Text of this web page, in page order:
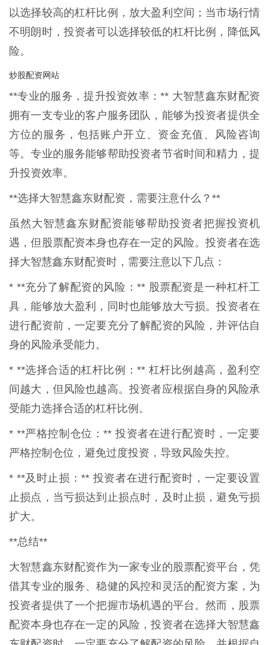
以选择较高的杠杆比例，放大盈利空间；当市场行情
不明朗时，投资者可以选择较低的杠杆比例，降低风
险。
炒股配资网站
**专业的服务，提升投资效率：** 大智慧鑫东财配资
拥有一支专业的客户服务团队，能够为投资者提供全
方位的服务，包括账户开立、资金充值、风险咨询
等。专业的服务能够帮助投资者节省时间和精力，提
升投资效率。
**选择大智慧鑫东财配资，需要注意什么？**
虽然大智慧鑫东财配资能够帮助投资者把握投资机
遇，但股票配资本身也存在一定的风险。投资者在选
择大智慧鑫东财配资时，需要注意以下几点：
* **充分了解配资的风险：** 股票配资是一种杠杆工
具，能够放大盈利，同时也能够放大亏损。投资者在
进行配资前，一定要充分了解配资的风险，并评估自
身的风险承受能力。
* **选择合适的杠杆比例：** 杠杆比例越高，盈利空
间越大，但风险也越高。投资者应根据自身的风险承
受能力选择合适的杠杆比例。
* **严格控制仓位：** 投资者在进行配资时，一定要
严格控制仓位，避免过度投资，导致风险失控。
* **及时止损：** 投资者在进行配资时，一定要设置
止损点，当亏损达到止损点时，及时止损，避免亏损
扩大。
**总结**
大智慧鑫东财配资作为一家专业的股票配资平台，凭
借其专业的服务、稳健的风控和灵活的配资方案，为
投资者提供了一个把握市场机遇的平台。然而，股票
配资本身也存在一定的风险，投资者在选择大智慧鑫